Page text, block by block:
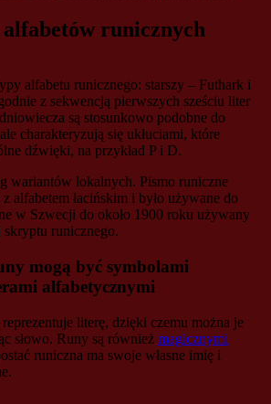
runicznych
alfabetu runicznego: starszy – Futhark i
z sekwencją pierwszych sześciu liter
są stosunkowo podobne do
charakteryzują się ukłuciami, które
dźwięki, na przykład P i D.
wariantów lokalnych. Pismo runiczne
alfabetem łacińskim i było używane do
w Szwecji do około 1900 roku używany
skryptu runicznego.
mogą być symbolami
alfabetycznymi
literę, dzięki czemu można je
słowo. Runy są również magicznymi
runiczna ma swoje własne imię i